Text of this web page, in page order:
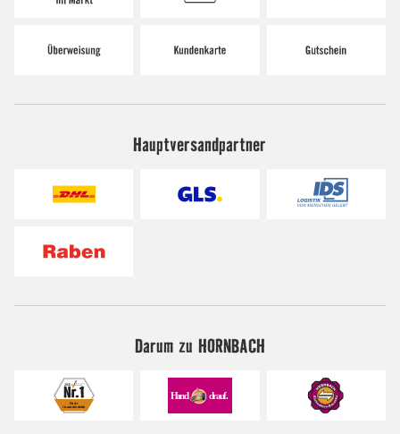
Hauptversandpartner
Darum zu HORNBACH